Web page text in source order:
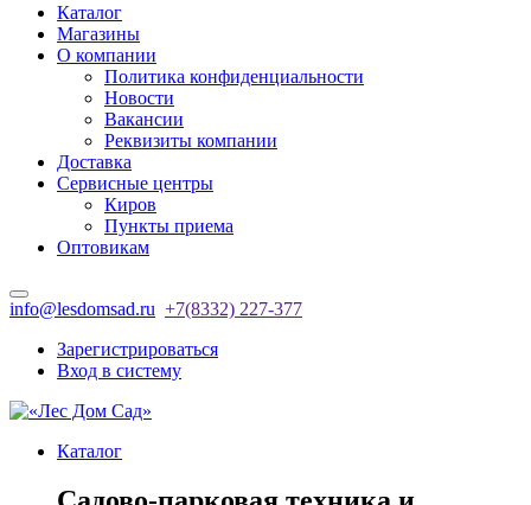
Каталог
Магазины
О компании
Политика конфиденциальности
Новости
Вакансии
Реквизиты компании
Доставка
Сервисные центры
Киров
Пункты приема
Оптовикам
info@lesdomsad.ru +7(8332) 227-377
Зарегистрироваться
Вход в систему
Каталог